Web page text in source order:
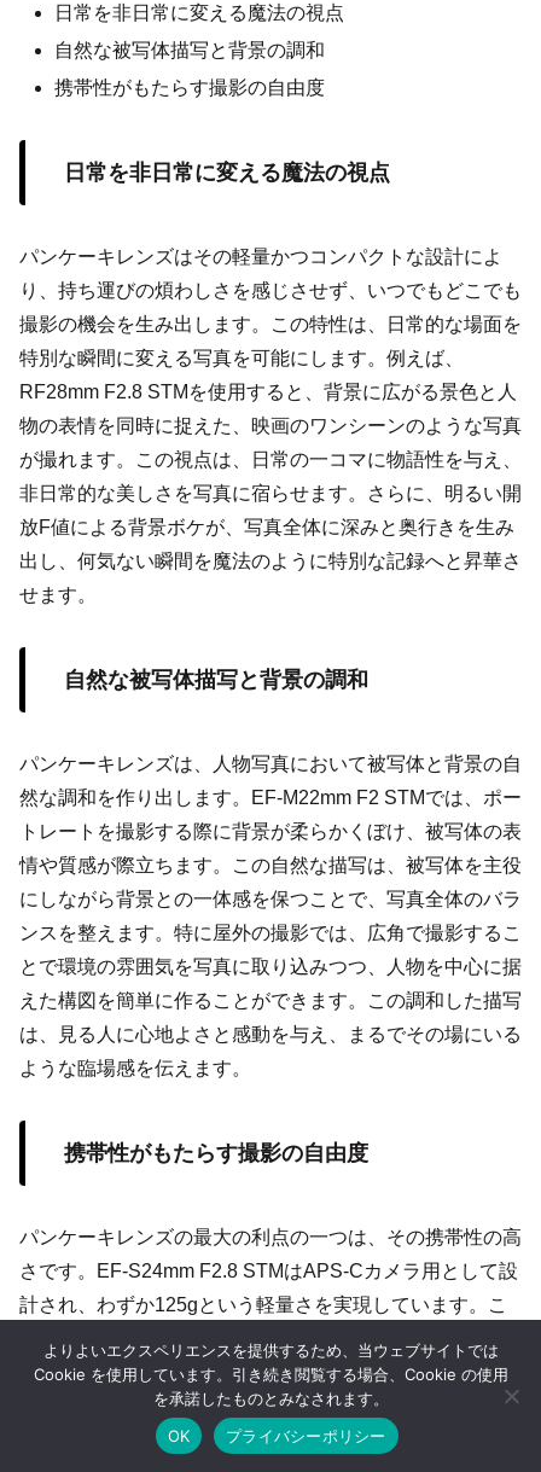
日常を非日常に変える魔法の視点
自然な被写体描写と背景の調和
携帯性がもたらす撮影の自由度
日常を非日常に変える魔法の視点
パンケーキレンズはその軽量かつコンパクトな設計によ
り、持ち運びの煩わしさを感じさせず、いつでもどこでも
撮影の機会を生み出します。この特性は、日常的な場面を
特別な瞬間に変える写真を可能にします。例えば、
RF28mm F2.8 STMを使用すると、背景に広がる景色と人
物の表情を同時に捉えた、映画のワンシーンのような写真
が撮れます。この視点は、日常の一コマに物語性を与え、
非日常的な美しさを写真に宿らせます。さらに、明るい開
放F値による背景ボケが、写真全体に深みと奥行きを生み
出し、何気ない瞬間を魔法のように特別な記録へと昇華さ
せます。
自然な被写体描写と背景の調和
パンケーキレンズは、人物写真において被写体と背景の自
然な調和を作り出します。EF-M22mm F2 STMでは、ポー
トレートを撮影する際に背景が柔らかくぼけ、被写体の表
情や質感が際立ちます。この自然な描写は、被写体を主役
にしながら背景との一体感を保つことで、写真全体のバラ
ンスを整えます。特に屋外の撮影では、広角で撮影するこ
とで環境の雰囲気を写真に取り込みつつ、人物を中心に据
えた構図を簡単に作ることができます。この調和した描写
は、見る人に心地よさと感動を与え、まるでその場にいる
ような臨場感を伝えます。
携帯性がもたらす撮影の自由度
パンケーキレンズの最大の利点の一つは、その携帯性の高
さです。EF-S24mm F2.8 STMはAPS-Cカメラ用として設
計され、わずか125gという軽量さを実現しています。こ
の特性により、カメラバッグに入れても重さをほとんど感
じることがなく、日常的に持ち歩くことが可能です。ま
た、軽量であるため、長時間の撮影や移動を伴う撮影でも
負担を最小限に抑えることができます。パンケーキレンズ
シェア 目次へ トップ
よりよいエクスペリエンスを提供するため、当ウェブサイトでは
Cookie を使用しています。引き続き閲覧する場合、Cookie の使用
を承諾したものとみなされます。
OK
プライバシーポリシー